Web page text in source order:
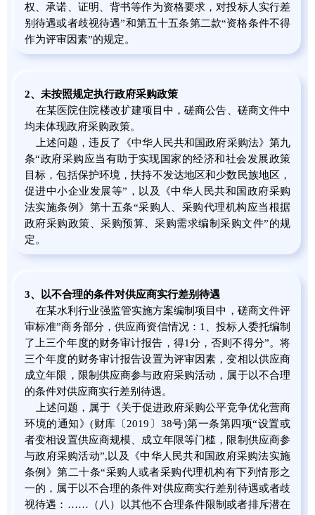
权、承诺、证明、背书等作为资格要求，对投标人实行差
别待遇或者歧视待遇”和第五十五条第二款“资格条件不得
作为评审因素”的规定。
2、 未按照规定执行政府采购政策
在某医院住院楼改扩建项目中，磋商公告、磋商文件中
均未体现政府采购政策。
上述问题，违反了《中华人民共和国政府采购法》第九
条“政府采购应当有助于实现国家的经济和社会发展政策
目标，包括保护环境，扶持不发达地区和少数民族地区，
促进中小企业发展等”，以及《中华人民共和国政府采购
法实施条例》第十五条“采购人、采购代理机构应当根据
政府采购政策、采购预算、采购需求编制采购文件”的规
定。
3、
以不合理的条件对供应商实行差别待遇
在某水利行业强监管实施方案编制项目中，磋商文件评
审标准”商务部分，供应商资信情况：1、投标人委托编制
了上三个年度的财务审计报告，得1分，否则不得分”。将
三个年度的财务审计报告设置为评审因素，变相以供应商
成立年限，限制供应商参与政府采购活动，属于以不合理
的条件对供应商实行差别待遇。
上述问题，属于《关于促进政府采购公平竞争优化营商
环境的通知》(财库〔2019〕38号)第一条第四项“设置或
者变相设置供应商规模、成立年限等门槛，限制供应商参
与政府采购活动”,以及《中华人民共和国政府采购法实施
条例》第二十条“采购人或者采购代理机构有下列情形之
一的，属于以不合理的条件对供应商实行差别待遇或者歧
视待遇：……（八）以其他不合理条件限制或者排斥潜在